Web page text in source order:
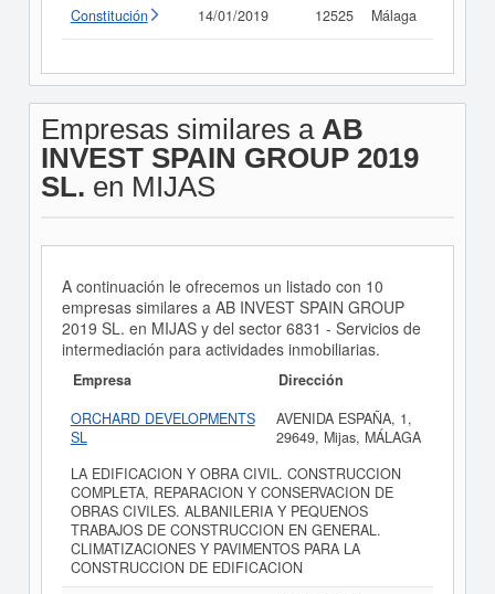
Constitución 14/01/2019 12525 Málaga
Empresas similares a AB
INVEST SPAIN GROUP 2019
SL. en MIJAS
A continuación le ofrecemos un listado con 10
empresas similares a AB INVEST SPAIN GROUP
2019 SL. en MIJAS y del sector 6831 - Servicios de
intermediación para actividades inmobiliarias.
Empresa
Dirección
ORCHARD DEVELOPMENTS
SL
AVENIDA ESPAÑA, 1,
29649, Mijas, MÁLAGA
LA EDIFICACION Y OBRA CIVIL. CONSTRUCCION
COMPLETA, REPARACION Y CONSERVACION DE
OBRAS CIVILES. ALBANILERIA Y PEQUENOS
TRABAJOS DE CONSTRUCCION EN GENERAL.
CLIMATIZACIONES Y PAVIMENTOS PARA LA
CONSTRUCCION DE EDIFICACION